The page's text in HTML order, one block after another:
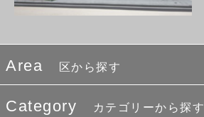
Area 区から探す
Category カテゴリーから探す